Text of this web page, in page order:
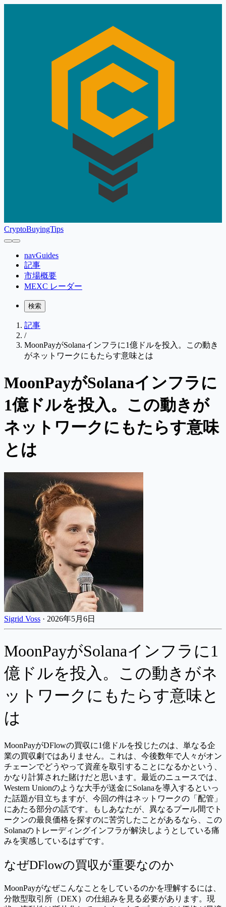
CryptoBuyingTips
navGuides
記事
市場概要
MEXC レーダー
検索
記事
/
MoonPayがSolanaインフラに1億ドルを投入。この動き
がネットワークにもたらす意味とは
MoonPayがSolanaインフラに
1億ドルを投入。この動きが
ネットワークにもたらす意味
とは
Sigrid Voss · 2026年5月6日
MoonPayがSolanaインフラに1
億ドルを投入。この動きがネ
ットワークにもたらす意味と
は
MoonPayがDFlowの買収に1億ドルを投じたのは、単なる企
業の買収劇ではありません。これは、今後数年で人々がオン
チェーンでどうやって資産を取引することになるかという、
かなり計算された賭けだと思います。最近のニュースでは、
Western Unionのような大手が送金にSolanaを導入するといっ
た話題が目立ちますが、今回の件はネットワークの「配管」
にあたる部分の話です。もしあなたが、異なるプール間でト
ークンの最良価格を探すのに苦労したことがあるなら、この
Solanaのトレーディングインフラが解決しようとしている痛
みを実感しているはずです。
なぜDFlowの買収が重要なのか
MoonPayがなぜこんなことをしているのかを理解するには、
分散型取引所（DEX）の仕組みを見る必要があります。現